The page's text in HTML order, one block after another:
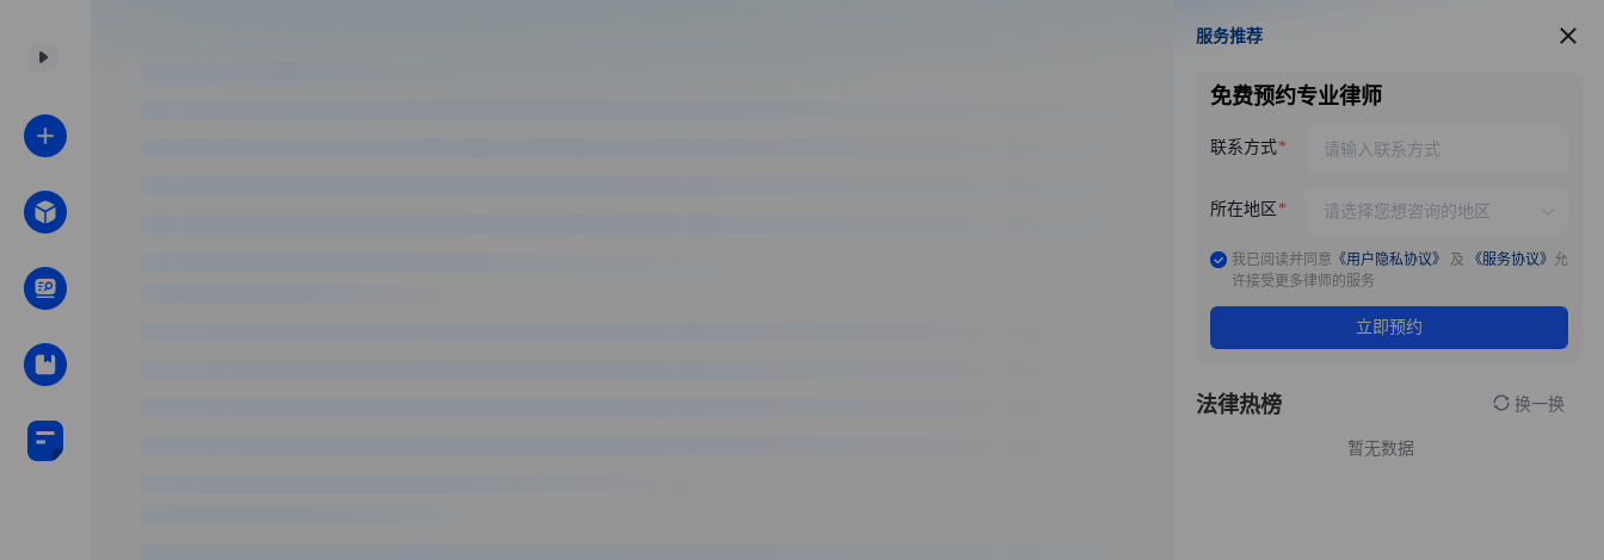
服务推荐
服务推荐
免费预约专业律师
联系方式
所在地区
我已阅读并同意 《用户隐私协议》 及 《服务协议》 允
许接受更多律师的服务
立即预约
法律热榜 换一换
暂无数据